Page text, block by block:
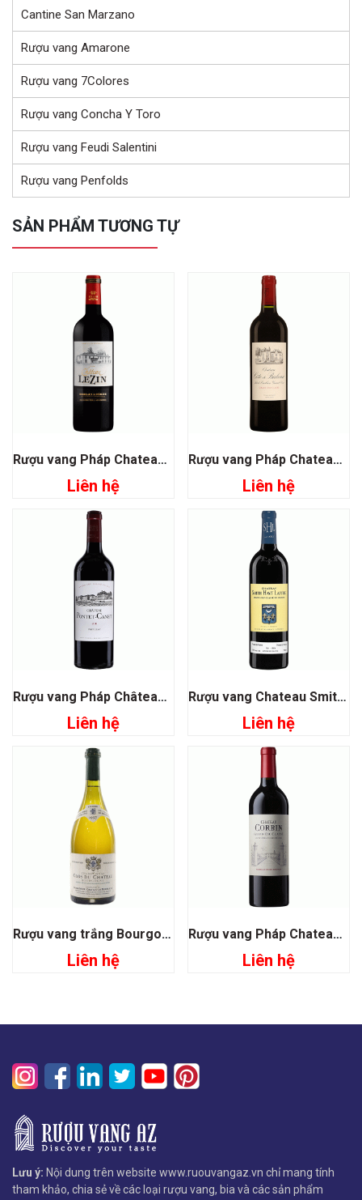
Cantine San Marzano
Rượu vang Amarone
Rượu vang 7Colores
Rượu vang Concha Y Toro
Rượu vang Feudi Salentini
Rượu vang Penfolds
SẢN PHẨM TƯƠNG TỰ
Rượu vang Pháp Chateau Lezin Bordeaux Superieur
Liên hệ
Rượu vang Pháp Chateau Cote De Baleau
Liên hệ
Rượu vang Pháp Château Pontet Canet Pauillac
Liên hệ
Rượu vang Chateau Smith Haut Lafitte
Liên hệ
Rượu vang trắng Bourgogne Chardonnay
Liên hệ
Rượu vang Pháp Chateau Corbin Grand Cru Classe
Liên hệ
Lưu ý: Nội dung trên website www.ruouvangaz.vn chỉ mang tính
tham khảo, chia sẻ về các loại rượu vang, bia và các sản phẩm